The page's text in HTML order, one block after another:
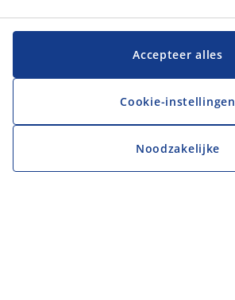
Accepteer alles
Cookie-instellingen
Noodzakelijke